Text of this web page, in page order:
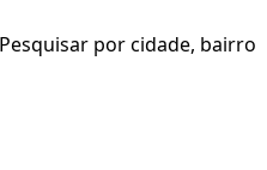
Pesquisar por cidade, bairro